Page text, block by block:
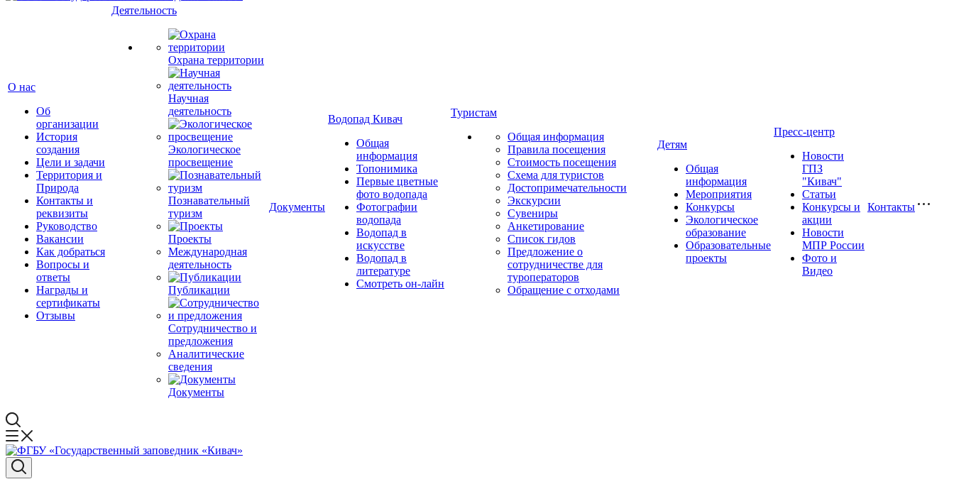
О нас
Об
организации
История
создания
Цели и задачи
Территория и
Природа
Контакты и
реквизиты
Руководство
Вакансии
Как добраться
Вопросы и
ответы
Награды и
сертификаты
Отзывы
Деятельность
Охрана территории
Научная
деятельность
Экологическое
просвещение
Познавательный
туризм
Проекты
Международная
деятельность
Публикации
Сотрудничество и
предложения
Аналитические
сведения
Документы
Документы
Водопад Кивач
Общая
информация
Топонимика
Первые цветные
фото водопада
Фотографии
водопада
Водопад в
искусстве
Водопад в
литературе
Смотреть он-лайн
Туристам
Общая информация
Правила посещения
Стоимость посещения
Схема для туристов
Достопримечательности
Экскурсии
Сувениры
Анкетирование
Список гидов
Предложение о
сотрудничестве для
туроператоров
Обращение с отходами
Детям
Общая
информация
Мероприятия
Конкурсы
Экологическое
образование
Образовательные
проекты
Пресс-центр
Новости
ГПЗ
"Кивач"
Статьи
Конкурсы и
акции
Новости
МПР России
Фото и
Видео
Контакты